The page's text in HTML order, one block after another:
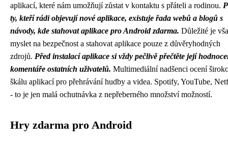
aplikací, které nám umožňují zůstat v kontaktu s přáteli a rodinou.
ty, kteří rádi objevují nové aplikace, existuje řada webů a blogů s
návody, kde stahovat aplikace pro Android zdarma. Důležité je
myslet na bezpečnost a stahovat aplikace pouze z důvěryhodných
zdrojů. Před instalací aplikace si vždy pečlivě přečtěte její
komentáře ostatních uživatelů. Multimediální nadšenci ocení
škálu aplikací pro přehrávání hudby a videa. Spotify, YouTube,
- to je jen malá ochutnávka z nepřeberného množství možností.
Hry zdarma pro Android